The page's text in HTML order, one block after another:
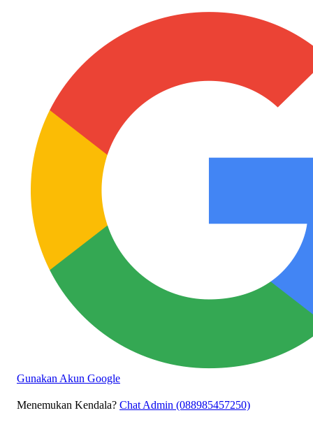
Gunakan Akun Google
Menemukan Kendala? Chat Admin (088985457250)